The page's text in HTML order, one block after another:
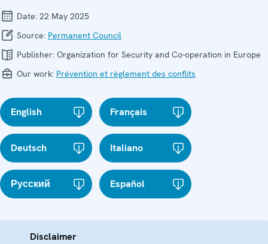
Date: 22 May 2025
Source: Permanent Council
Publisher: Organization for Security and Co-operation in Europe
Our work: Prévention et règlement des conflits
English Français
Deutsch Italiano
Русский Español
Disclaimer